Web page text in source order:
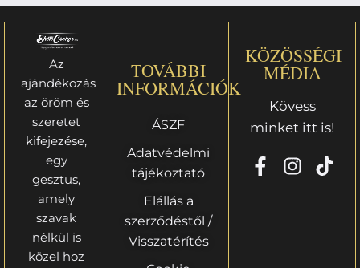
Az
ajándékozás
az öröm és
szeretet
kifejezése,
egy
gesztus,
amely
szavak
nélkül is
közel hoz
TOVÁBBI
INFORMÁCIÓK
ÁSZF
Adatvédelmi
tájékoztató
Elállás a
szerződéstől /
Visszatérítés
KÖZÖSSÉGI
MÉDIA
Kövess
minket itt is!